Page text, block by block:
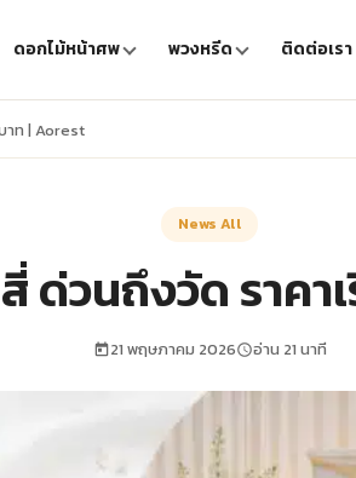
ดอกไม้หน้าศพ พวงหรีด ติดต่อเรา
าท | Aorest
News All
วนถึงวัด ราคา
21 พฤษภาคม 2026 อ่าน 21 นาที